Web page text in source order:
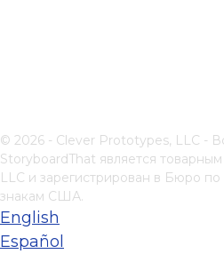
© 2026 - Clever Prototypes, LLC -
StoryboardThat является
LLC и зарегистрирован в Бюро
знакам США.
English
Español